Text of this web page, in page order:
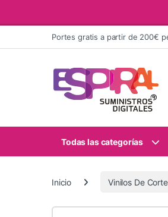
Ir al contenidoPortes gratis a partir de 200€
Todas las categorías
Inicio Vinilos De Corte